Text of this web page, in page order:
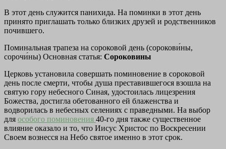
В этот день служится панихида. На поминки в этот день
принято приглашать только близких друзей и родственников
почившего.
Поминальная трапеза на сороковой день (сорокови́ны,
сорочи́ны) Основная статья: Сороковины
Церковь установила совершать поминовение в сороковой
день после смерти, чтобы душа преставившегося взошла на
святую гору небесного Синая, удостоилась лицезрения
Божества, достигла обетованного ей блаженства и
водворилась в небесных селениях с праведными. На выбор
для особого поминовения 40-го дня также существенное
влияние оказало и то, что Иисус Христос по Воскресении
Своем вознесся на Небо святое именно в этот срок.